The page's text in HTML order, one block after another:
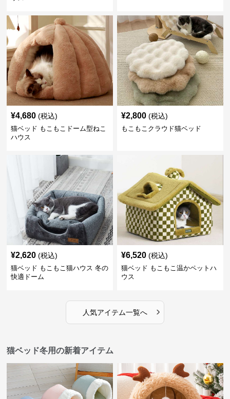
¥4,680 (税込)
猫ベッド もこもこドーム型ねこ
ハウス
¥2,800 (税込)
もこもこクラウド猫ベッド
¥2,620 (税込)
猫ベッド もこもこ猫ハウス 冬の
快適ドーム
¥6,520 (税込)
猫ベッド もこもこ温かペットハ
ウス
人気アイテム一覧へ ›
猫ベッド冬用の新着アイテム